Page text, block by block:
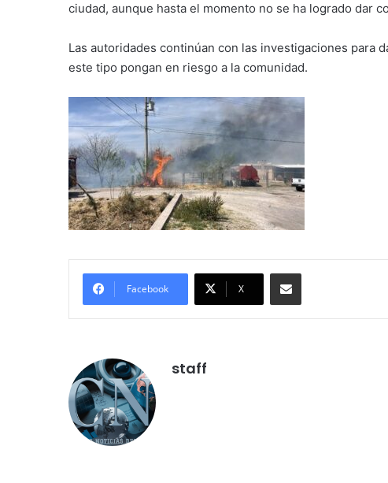
ciudad, aunque hasta el momento no se ha logrado dar
Las autoridades continúan con las investigaciones para
este tipo pongan en riesgo a la comunidad.
Facebook X
Compartir por correo electrónico
staff